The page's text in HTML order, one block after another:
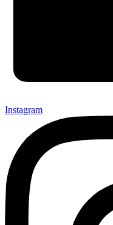
Instagram